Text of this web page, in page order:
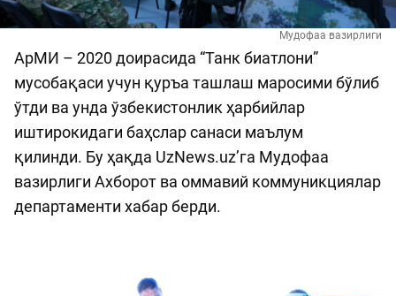
Мудофаа вазирлиги
АрМИ – 2020 доирасида “Танк биатлони”
мусобақаси учун қуръа ташлаш маросими бўлиб
ўтди ва унда ўзбекистонлик ҳарбийлар
иштирокидаги баҳслар санаси маълум
қилинди. Бу ҳақда UzNews.uz’га Мудофаа
вазирлиги Ахборот ва оммавий коммуникциялар
департаменти хабар берди.